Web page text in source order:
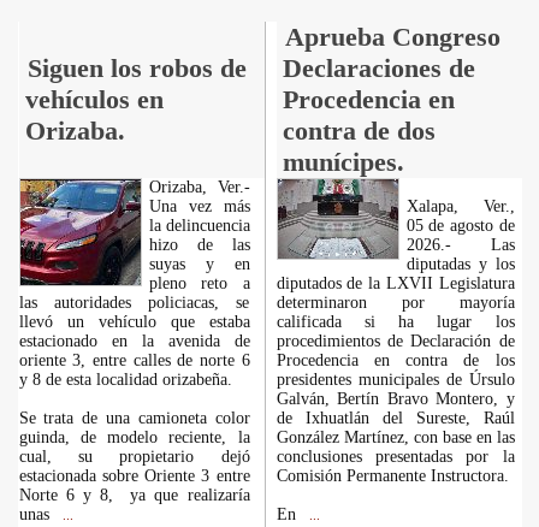
Siguen los robos de
vehículos en
Orizaba.
Aprueba Congreso
Declaraciones de
Procedencia en
contra de dos
munícipes.
Orizaba, Ver.-
Una vez más
la delincuencia
hizo de las
suyas y en
pleno reto a
las autoridades policiacas, se
llevó un vehículo que estaba
estacionado en la avenida de
oriente 3, entre calles de norte 6
y 8 de esta localidad orizabeña.
Se trata de una camioneta color
guinda, de modelo reciente, la
cual, su propietario dejó
estacionada sobre Oriente 3 entre
Norte 6 y 8, ya que realizaría
unas
Xalapa, Ver.,
05 de agosto de
2026.- Las
diputadas y los
diputados de la LXVII Legislatura
determinaron por mayoría
calificada si ha lugar los
procedimientos de Declaración de
Procedencia en contra de los
presidentes municipales de Úrsulo
Galván, Bertín Bravo Montero, y
de Ixhuatlán del Sureste, Raúl
González Martínez, con base en las
conclusiones presentadas por la
Comisión Permanente Instructora.
En